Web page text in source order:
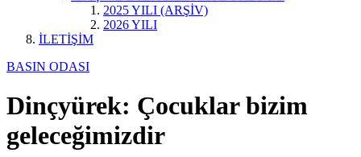
2025 YILI (ARŞİV)
2026 YILI
İLETİŞİM
BASIN ODASI
Dinçyürek: Çocuklar bizim
geleceğimizdir